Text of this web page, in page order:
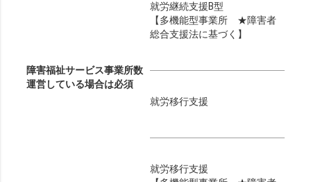
障害福祉サービス事業所数
運営している場合は必須
就労継続支援B型
【多機能型事業所 ★障害者
総合支援法に基づく】
就労移行支援
就労移行支援